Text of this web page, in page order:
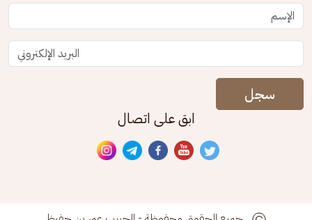
سجل
ابق على اتصال